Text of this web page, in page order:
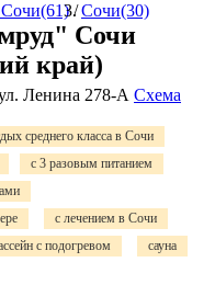
/Сочи(30)
Сочи
край)
Ленина 278-А Схема
среднего класса в Сочи
с 3 разовым питанием
с лечением в Сочи
с подогревом
сауна